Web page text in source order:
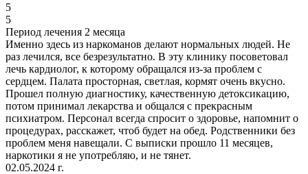
5
5
Период лечения 2 месяца
Именно здесь из наркоманов делают нормальных людей. Не
раз лечился, все безрезультатно. В эту клинику посоветовал
лечь кардиолог, к которому обращался из-за проблем с
сердцем. Палата просторная, светлая, кормят очень вкусно.
Прошел полную диагностику, качественную детоксикацию,
потом принимал лекарства и общался с прекрасным
психиатром. Персонал всегда спросит о здоровье, напомнит о
процедурах, расскажет, чтоб будет на обед. Родственники без
проблем меня навещали. С выписки прошло 11 месяцев,
наркотики я не употребляю, и не тянет.
02.05.2024 г.